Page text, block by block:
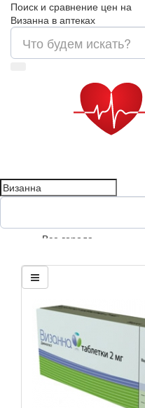
Поиск и сравнение цен на
Визанна в аптеках
Все города